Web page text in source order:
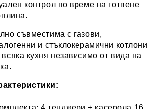
контрол по време на готвене
съвместима с газови,
и стъклокерамични котлони
кухня независимо от вида на